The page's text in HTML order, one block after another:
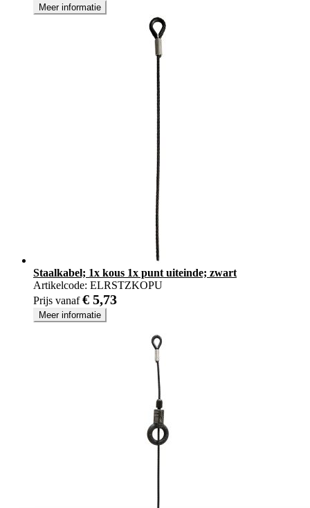
Meer informatie
Staalkabel; 1x kous 1x punt uiteinde; zwart
Artikelcode: ELRSTZKOPU
Prijs vanaf € 5,73
Meer informatie